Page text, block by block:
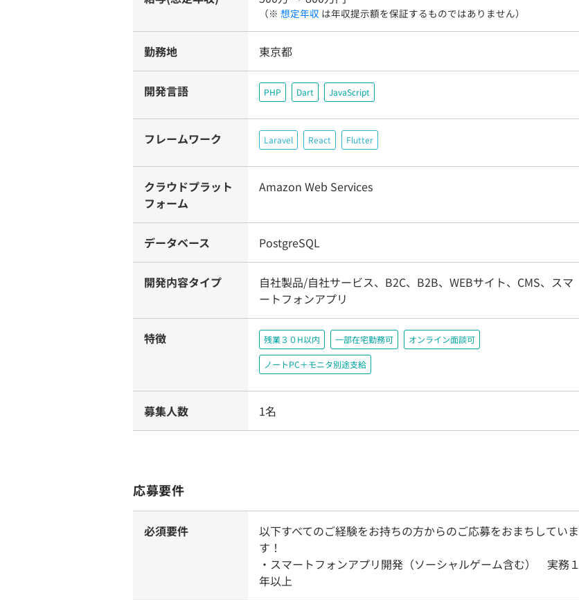
（※ 想定年収 は年収提示額を保証するものではありません）
勤務地 東京都
開発言語 PHP Dart JavaScript
フレームワーク Laravel React Flutter
クラウドプラット
フォーム
Amazon Web Services
データベース PostgreSQL
開発内容タイプ
自社製品/自社サービス、B2C、B2B、WEBサイト、CMS、スマ
ートフォンアプリ
特徴 残業３０H以内 一部在宅勤務可 オンライン面談可
ノートPC＋モニタ別途支給
募集人数 1名
応募要件
必須要件
以下すべてのご経験をお持ちの方からのご応募をおまちしていま
す！
・スマートフォンアプリ開発（ソーシャルゲーム含む） 実務１
年以上